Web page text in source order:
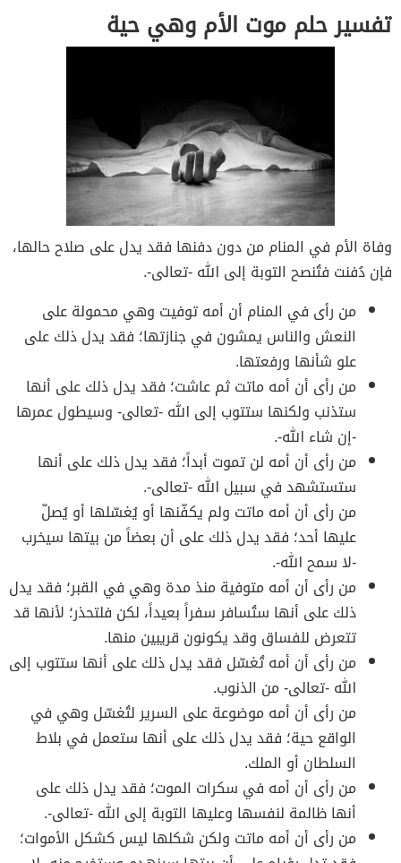
تفسير حلم موت الأم وهي حية
وفاة الأم في المنام من دون دفنها فقد يدل على صلاح حالها،
فإن دُفنت فتُنصح التوبة إلى الله -تعالى-.
من رأى في المنام أن أمه توفيت وهي محمولة على
النعش والناس يمشون في جنازتها؛ فقد يدل ذلك على
علو شأنها ورفعتها.
من رأى أن أمه ماتت ثم عاشت؛ فقد يدل ذلك على أنها
ستذنب ولكنها ستتوب إلى الله -تعالى- وسيطول عمرها
-إن شاء الله-.
من رأى أن أمه لن تموت أبداً؛ فقد يدل ذلك على أنها
ستستشهد في سبيل الله -تعالى-.
من رأى أن أمه ماتت ولم يكفّنها أو يُغسّلها أو يُصلّ
عليها أحد؛ فقد يدل ذلك على أن بعضاً من بيتها سيخرب
-لا سمح الله-.
من رأى أن أمه متوفية منذ مدة وهي في القبر؛ فقد يدل
ذلك على أنها ستُسافر سفراً بعيداً، لكن فلتحذر؛ لأنها قد
تتعرض للفساق وقد يكونون قريبين منها.
من رأى أن أمه تُغسّل فقد يدل ذلك على أنها ستتوب إلى
الله -تعالى- من الذنوب.
من رأى أن أمه موضوعة على السرير لتُغسّل وهي في
الواقع حية؛ فقد يدل ذلك على أنها ستعمل في بلاط
السلطان أو الملك.
من رأى أن أمه في سكرات الموت؛ فقد يدل ذلك على
أنها ظالمة لنفسها وعليها التوبة إلى الله -تعالى-.
من رأى أن أمه ماتت ولكن شكلها ليس كشكل الأموات؛